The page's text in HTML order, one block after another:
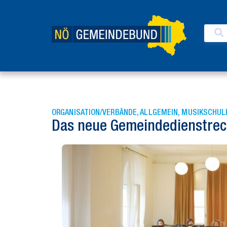
ORGANISATION/VERBÄNDE,ALLGEMEIN ,
Das neue